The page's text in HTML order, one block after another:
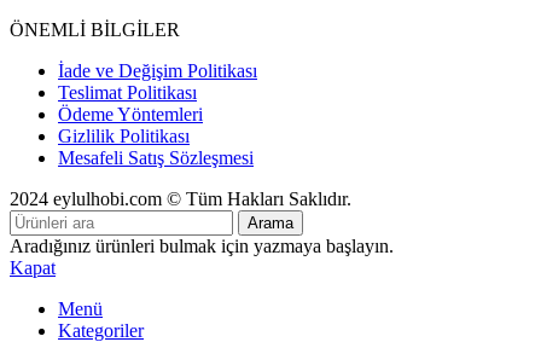
ÖNEMLİ BİLGİLER
İade ve Değişim Politikası
Teslimat Politikası
Ödeme Yöntemleri
Gizlilik Politikası
Mesafeli Satış Sözleşmesi
2024 eylulhobi.com © Tüm Hakları Saklıdır.
Arama
Aradığınız ürünleri bulmak için yazmaya başlayın.
Kapat
Menü
Kategoriler